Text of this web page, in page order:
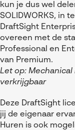
kun je dus wel
SOLIDWORKS, in
DraftSight
overeen met de
Professional en
van Premium.
Let op:
verkrijgbaar
Deze DraftSight
jij de eigenaar
Huren is ook